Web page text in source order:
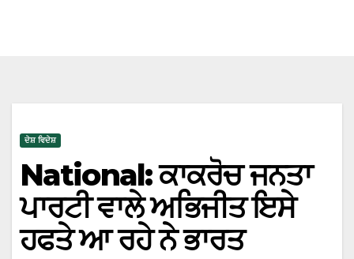
ਦੇਸ਼ ਵਿਦੇਸ਼
National: ਕਾਕਰੋਚ ਜਨਤਾ
ਪਾਰਟੀ ਵਾਲੇ ਅਭਿਜੀਤ ਇਸੇ
ਹਫਤੇ ਆ ਰਹੇ ਨੇ ਭਾਰਤ